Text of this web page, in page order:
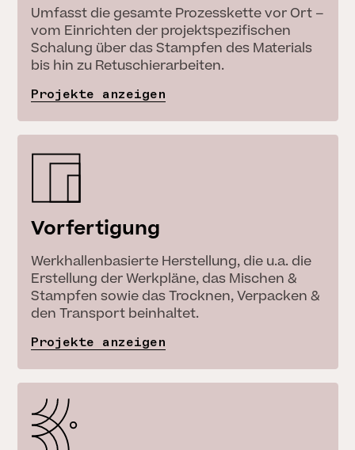
Umfasst die gesamte Prozesskette vor Ort –
vom Einrichten der projektspezifischen
Schalung über das Stampfen des Materials
bis hin zu Retuschierarbeiten.
Projekte anzeigen
Vorfertigung
Werkhallenbasierte Herstellung, die u.a. die
Erstellung der Werkpläne, das Mischen &
Stampfen sowie das Trocknen, Verpacken &
den Transport beinhaltet.
Projekte anzeigen